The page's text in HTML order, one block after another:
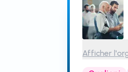
Afficher